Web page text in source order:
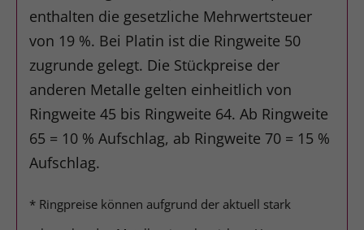
enthalten die gesetzliche Mehrwertsteuer
von 19 %. Bei Platin ist die Ringweite 50
zugrunde gelegt. Die Stückpreise der
anderen Metalle gelten einheitlich von
Ringweite 45 bis Ringweite 64. Ab Ringweite
65 = 10 % Aufschlag, ab Ringweite 70 = 15 %
Aufschlag.
* Ringpreise können aufgrund der aktuell stark